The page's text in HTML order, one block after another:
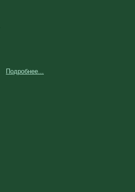
Подробнее...